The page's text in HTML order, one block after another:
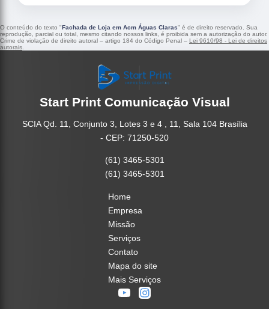
O conteúdo do texto "Fachada de Loja em Acm Águas Claras" é de direito reservado. Sua
reprodução, parcial ou total, mesmo citando nossos links, é proibida sem a autorização do autor.
Crime de violação de direito autoral – artigo 184 do Código Penal – Lei 9610/98 - Lei de direitos
autorais
Start Print Comunicação Visual
SCIA Qd. 11, Conjunto 3, Lotes 3 e 4 , 11, Sala 104 Brasília
- CEP: 71250-520
(61) 3465-5301
(61) 3465-5301
Home
Empresa
Missão
Serviços
Contato
Mapa do site
Mais Serviços